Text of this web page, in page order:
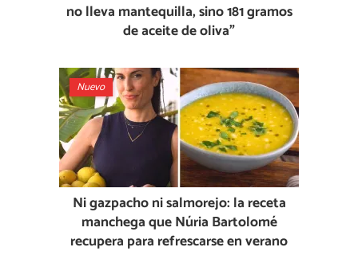
no lleva mantequilla, sino 181 gramos
de aceite de oliva”
Nuevo
Ni gazpacho ni salmorejo: la receta
manchega que Núria Bartolomé
recupera para refrescarse en verano